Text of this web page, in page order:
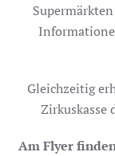
Gleichzeitig
Zirkuskasse
Am Flyer